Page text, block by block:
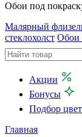
Обои под
Малярный
стеклохолст Обои
Акции
Бонусы
Подбор
Главная